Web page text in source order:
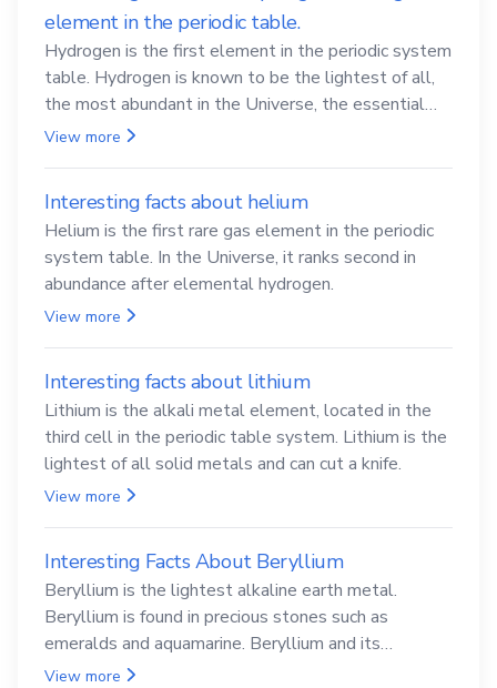
element in the periodic table.
Hydrogen is the first element in the periodic system
table. Hydrogen is known to be the lightest of all,
the most abundant in the Universe, the essential
element for life
View more
Interesting facts about helium
Helium is the first rare gas element in the periodic
system table. In the Universe, it ranks second in
abundance after elemental hydrogen.
View more
Interesting facts about lithium
Lithium is the alkali metal element, located in the
third cell in the periodic table system. Lithium is the
lightest of all solid metals and can cut a knife.
View more
Interesting Facts About Beryllium
Beryllium is the lightest alkaline earth metal.
Beryllium is found in precious stones such as
emeralds and aquamarine. Beryllium and its
compounds are both carcinogenic.
View more